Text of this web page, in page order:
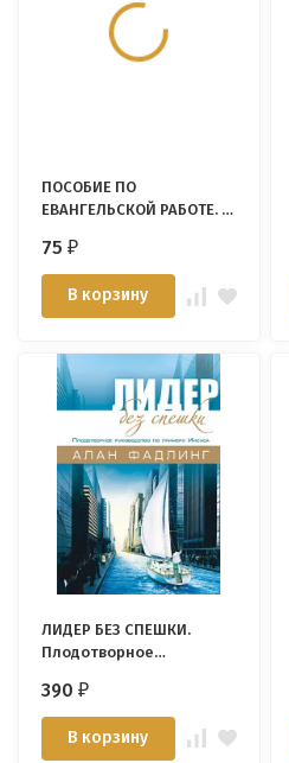
ПОСОБИЕ ПО
ЕВАНГЕЛЬСКОЙ РАБОТЕ. У.
75₽
В корзину
ЛИДЕР БЕЗ СПЕШКИ.
Плодотворное
Иисуса. Алан Фалдинг
390₽
В корзину